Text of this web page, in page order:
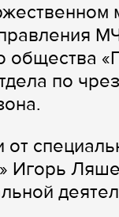
общества
по
от
Игорь